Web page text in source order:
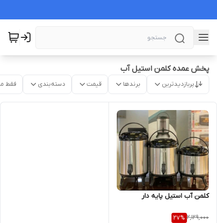
پخش عمده کلمن استیل آب
پربازدیدترین برندها قیمت دسته‌بندی فقط
کلمن آب استیل پایه دار
2,129,000
27%